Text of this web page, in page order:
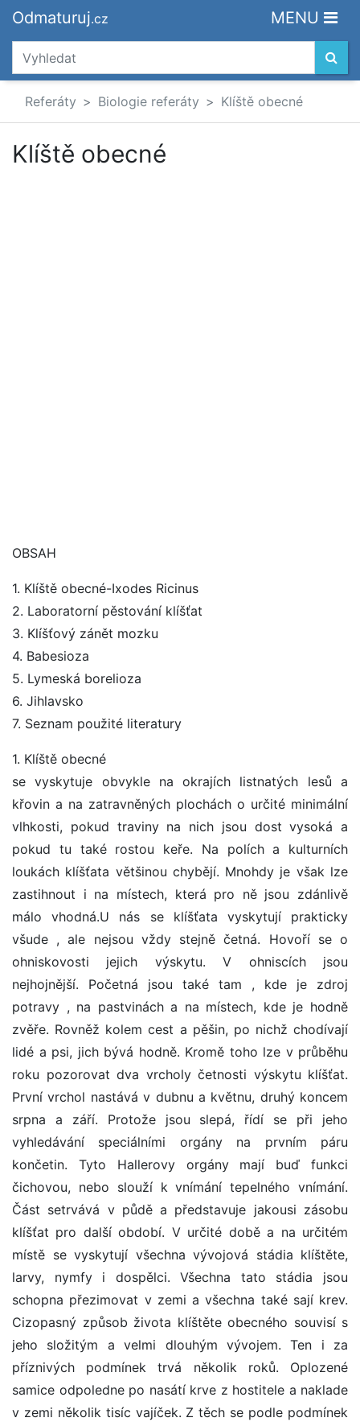
Odmaturuj.cz MENU
Referáty Biologie referáty Klíště obecné
Klíště obecné
OBSAH
1. Klíště obecné-Ixodes Ricinus
2. Laboratorní pěstování klíšťat
3. Klíšťový zánět mozku
4. Babesioza
5. Lymeská borelioza
6. Jihlavsko
7. Seznam použité literatury
1. Klíště obecné
se vyskytuje obvykle na okrajích listnatých lesů a
křovin a na zatravněných plochách o určité minimální
vlhkosti, pokud traviny na nich jsou dost vysoká a
pokud tu také rostou keře. Na polích a kulturních
loukách klíšťata většinou chybějí. Mnohdy je však lze
zastihnout i na místech, která pro ně jsou zdánlivě
málo vhodná.U nás se klíšťata vyskytují prakticky
všude , ale nejsou vždy stejně četná. Hovoří se o
ohniskovosti jejich výskytu. V ohniscích jsou
nejhojnější. Početná jsou také tam , kde je zdroj
potravy , na pastvinách a na místech, kde je hodně
zvěře. Rovněž kolem cest a pěšin, po nichž chodívají
lidé a psi, jich bývá hodně. Kromě toho lze v průběhu
roku pozorovat dva vrcholy četnosti výskytu klíšťat.
První vrchol nastává v dubnu a květnu, druhý koncem
srpna a září. Protože jsou slepá, řídí se při jeho
vyhledávání speciálními orgány na prvním páru
končetin. Tyto Hallerovy orgány mají buď funkci
čichovou, nebo slouží k vnímání tepelného vnímání.
Část setrvává v půdě a představuje jakousi zásobu
klíšťat pro další období. V určité době a na určitém
místě se vyskytují všechna vývojová stádia klíštěte,
larvy, nymfy i dospělci. Všechna tato stádia jsou
schopna přezimovat v zemi a všechna také sají krev.
Cizopasný způsob života klíštěte obecného souvisí s
jeho složitým a velmi dlouhým vývojem. Ten i za
příznivých podmínek trvá několik roků. Oplozené
samice odpoledne po nasátí krve z hostitele a naklade
v zemi několik tisíc vajíček. Z těch se podle podmínek